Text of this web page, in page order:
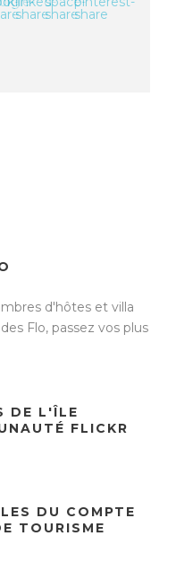
d'hôtes et villa
Flo, passez vos plus
DE L'ÎLE
FLICKR
DU COMPTE
TOURISME